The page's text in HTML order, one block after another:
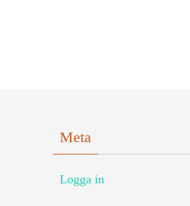
Meta
Logga in